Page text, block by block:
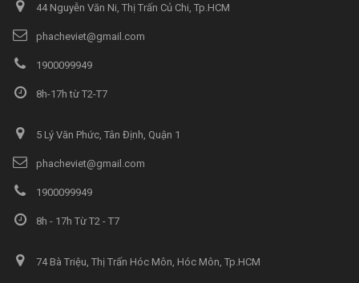
44 Nguyễn Văn Ni, Thị Trấn Củ Chi, Tp.HCM
phacheviet@gmail.com
1900099949
8h-17h từ T2-T7
5 Lý Văn Phức, Tân Định, Quận 1
phacheviet@gmail.com
1900099949
8h - 17h Từ T2 - T7
74 Bà Triệu, Thị Trấn Hóc Môn, Hóc Môn, Tp.HCM